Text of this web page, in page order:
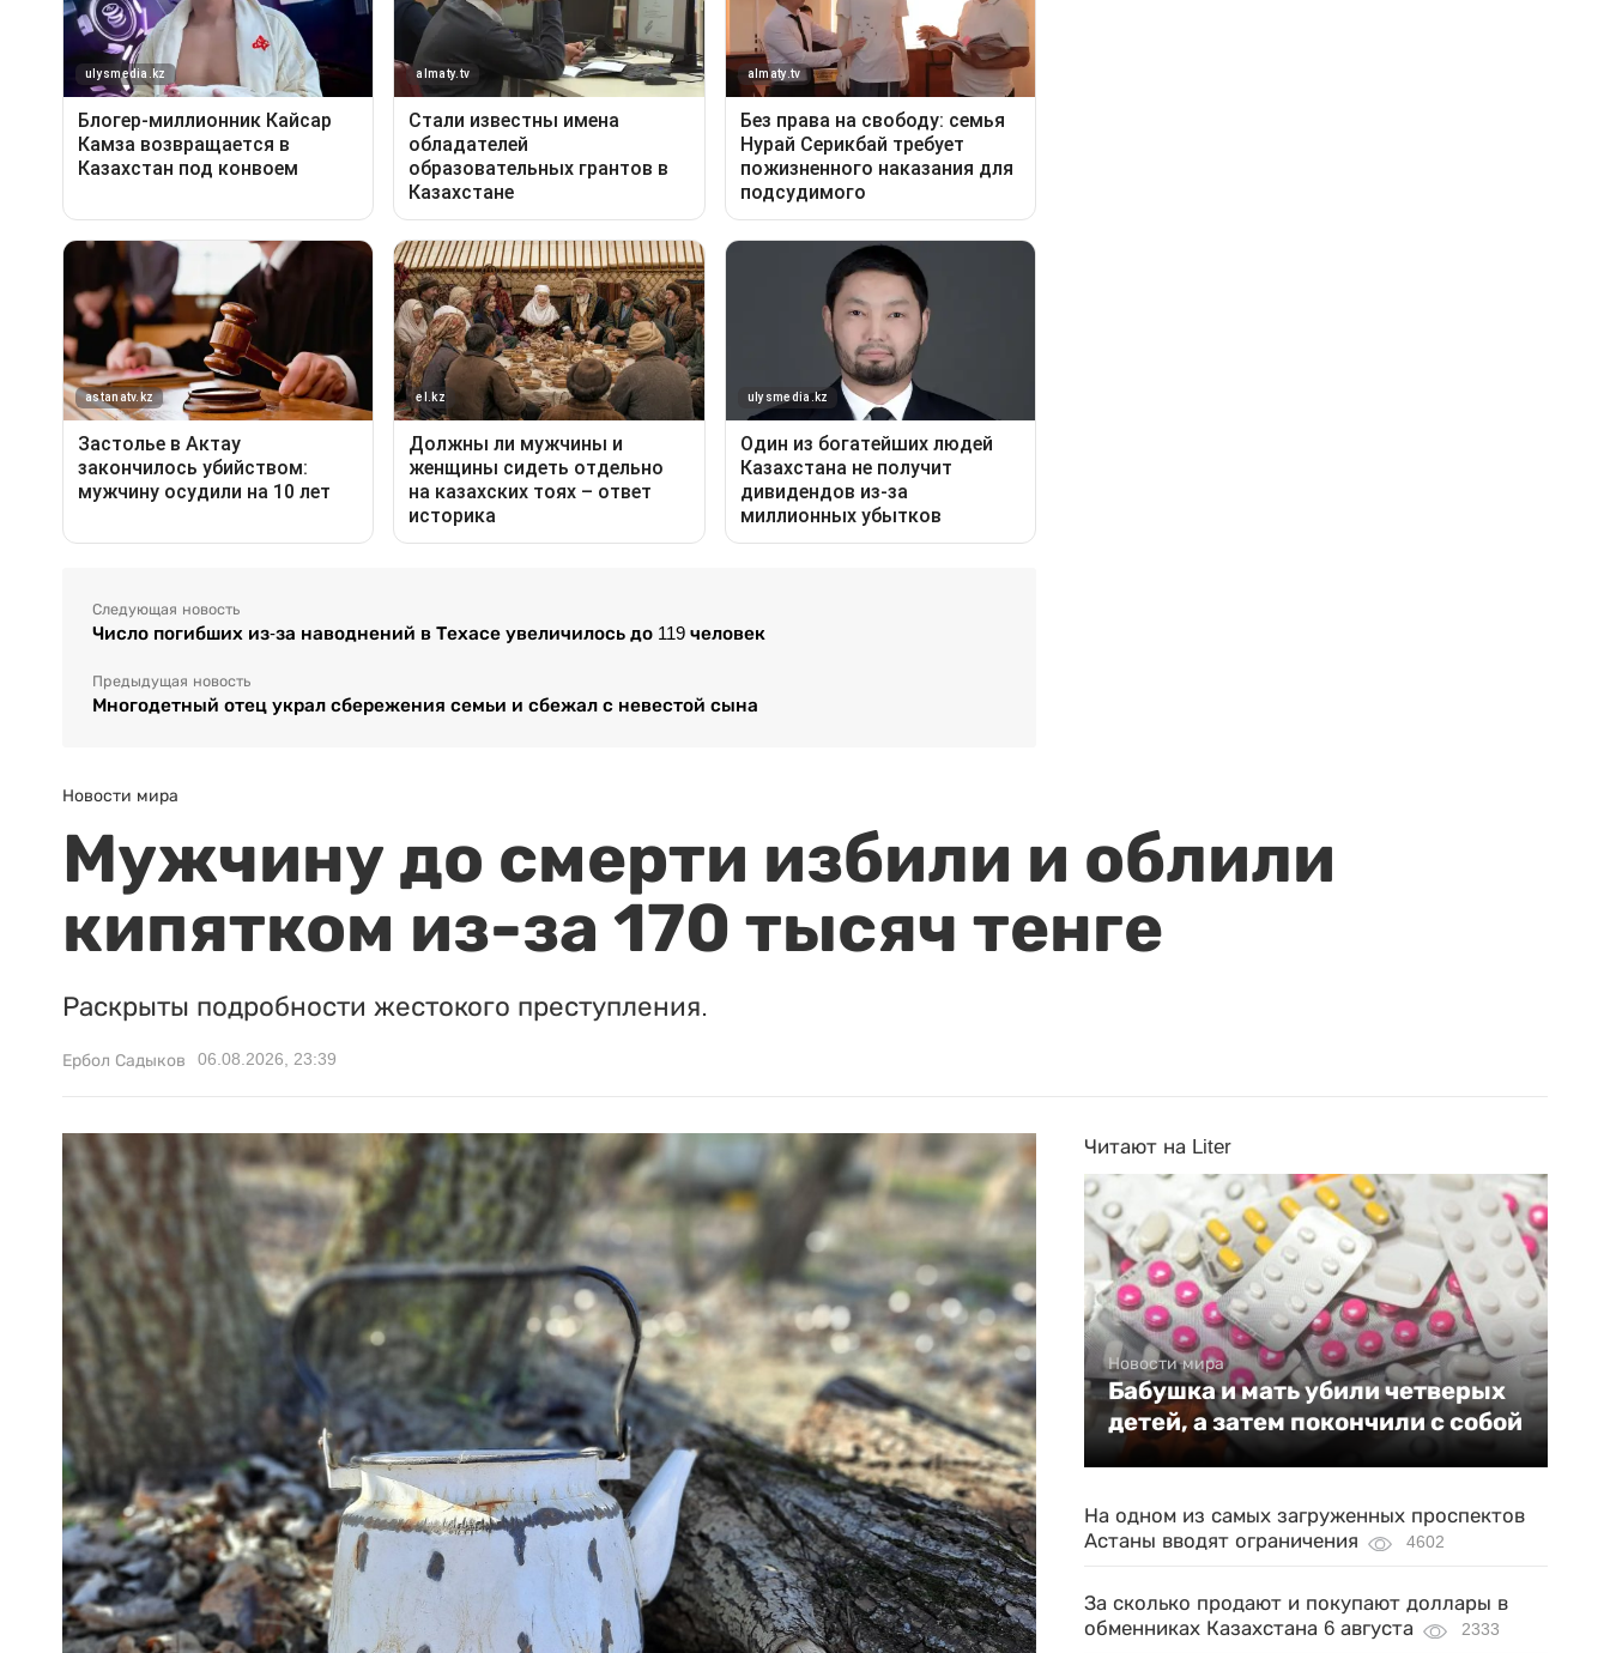
Следующая новость
Число погибших из-за наводнений в Техасе увеличилось до 119 человек
Предыдущая новость
Многодетный отец украл сбережения семьи и сбежал с невестой сына
Новости мира
Мужчину до смерти избили и облили
кипятком из-за 170 тысяч тенге
Раскрыты подробности жестокого преступления.
Ербол Садыков 06.08.2026, 23:39
Читают на Liter
Новости мира
Бабушка и мать убили четверых
детей, а затем покончили с собой
На одном из самых загруженных проспектов
Астаны вводят ограничения
4602
За сколько продают и покупают доллары в
обменниках Казахстана 6 августа
2333